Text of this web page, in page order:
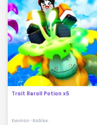
Trait Reroll Potion x5
Evomon - Roblox